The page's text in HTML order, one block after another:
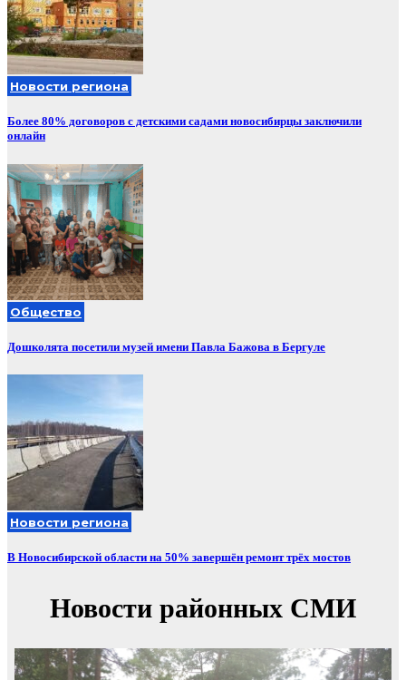
Новости региона
Более 80% договоров с детскими садами новосибирцы заключили
онлайн
Общество
Дошколята посетили музей имени Павла Бажова в Бергуле
Новости региона
В Новосибирской области на 50% завершён ремонт трёх мостов